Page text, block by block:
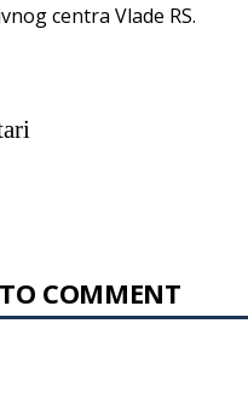
centra Vlade RS.
COMMENT